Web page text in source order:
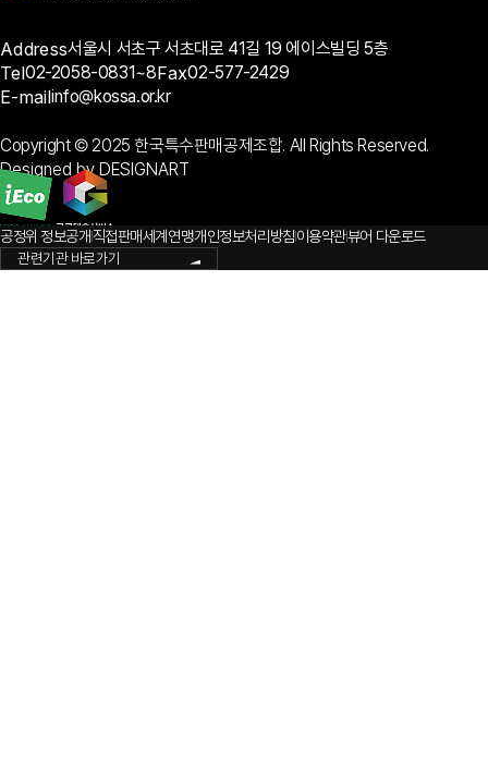
Address서울시 서초구 서초대로 41길 19 에이스빌딩 5층
Tel02-2058-0831~8Fax02-577-2429
E-mailinfo@kossa.or.kr
Copyright © 2025 한국특수판매공제조합. All Rights Reserved.
Designed by DESIGNART
공정위 정보공개직접판매세계연맹개인정보처리방침이용약관뷰어 다운로드
관련기관 바로가기